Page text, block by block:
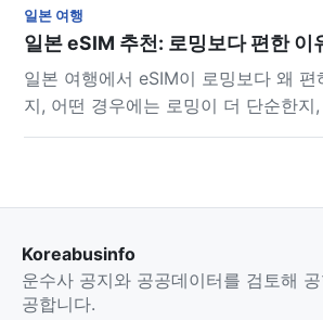
일본 여행
일본 eSIM 추천: 로밍보다 편한 이
일본 여행에서 eSIM이 로밍보다 왜 편
지, 어떤 경우에는 로밍이 더 단순한지
확인할 조건까지 정리했습니다.
Koreabusinfo
운수사 공지와 공공데이터를 검토해
공합니다.